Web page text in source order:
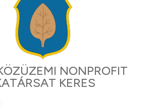
NONPROFIT
KERES